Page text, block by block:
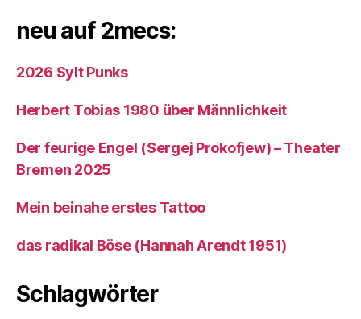
neu auf 2mecs:
2026 Sylt Punks
Herbert Tobias 1980 über Männlichkeit
Der feurige Engel (Sergej Prokofjew) – Theater
Bremen 2025
Mein beinahe erstes Tattoo
das radikal Böse (Hannah Arendt 1951)
Schlagwörter